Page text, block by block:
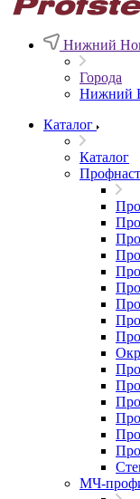
Нижний
Города
Нижний
Каталог
Каталог
МЧ-